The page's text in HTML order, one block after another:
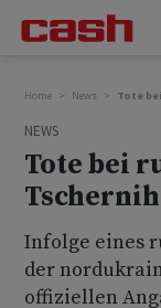
Home News Tote
NEWS
Tote bei
Infolge eines
der
offiziellen